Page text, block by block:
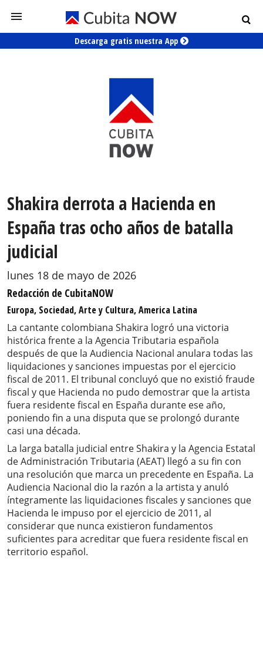
Descarga gratis nuestra App
Shakira derrota a Hacienda en
España tras ocho años de batalla
judicial
lunes 18 de mayo de 2026
Redacción de CubitaNOW
Europa, Sociedad, Arte y Cultura, America Latina
La cantante colombiana Shakira logró una victoria
histórica frente a la Agencia Tributaria española
después de que la Audiencia Nacional anulara todas las
liquidaciones y sanciones impuestas por el ejercicio
fiscal de 2011. El tribunal concluyó que no existió fraude
fiscal y que Hacienda no pudo demostrar que la artista
fuera residente fiscal en España durante ese año,
poniendo fin a una disputa que se prolongó durante
casi una década.
La larga batalla judicial entre Shakira y la Agencia Estatal
de Administración Tributaria (AEAT) llegó a su fin con
una resolución que marca un precedente en España. La
Audiencia Nacional dio la razón a la artista y anuló
íntegramente las liquidaciones fiscales y sanciones que
Hacienda le impuso por el ejercicio de 2011, al
considerar que nunca existieron fundamentos
suficientes para acreditar que fuera residente fiscal en
territorio español.